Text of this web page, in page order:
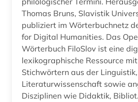
Thomas Bruns, Slavistik
publiziert im Wörterbuchnetz
for Digital Humanities. Das Open-Access-
Wörterbuch FiloSlov ist eine
lexikographische Ressource
Stichwörtern aus der Linguistik,
Literaturwissenschaft sowie
Disziplinen wie Didaktik,